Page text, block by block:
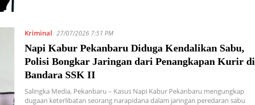
Kriminal 27/07/2026 7:51 PM
Napi Kabur Pekanbaru Diduga Kendalikan Sabu,
Polisi Bongkar Jaringan dari Penangkapan Kurir di
Bandara SSK II
Salingka Media, Pekanbaru – Kasus Napi Kabur Pekanbaru mengungkap
dugaan keterlibatan seorang narapidana dalam jaringan peredaran sabu